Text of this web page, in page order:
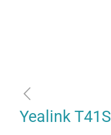
Yealink T41S